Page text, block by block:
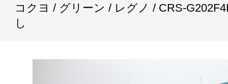
コクヨ / グリーン / レグノ / CRS-
し